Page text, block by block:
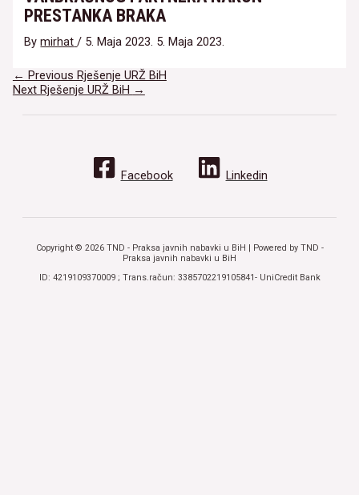
PRESTANKA BRAKA
Bymirhat / 5. Maja 2023. 5. Maja 2023.
Navigacija
članaka
← Previous Rješenje URŽ BiH
Next Rješenje URŽ BiH →
Facebook Linkedin
Copyright © 2026 TND - Praksa javnih nabavki u BiH | Powered by TND -
Praksa javnih nabavki u BiH
ID: 4219109370009 ; Trans.račun: 3385702219105841- UniCredit Bank